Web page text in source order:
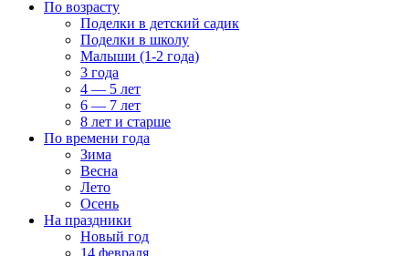
По возрасту
Поделки в детский садик
Поделки в школу
Малыши (1-2 года)
3 года
4 — 5 лет
6 — 7 лет
8 лет и старше
По времени года
Зима
Весна
Лето
Осень
На праздники
Новый год
14 февраля